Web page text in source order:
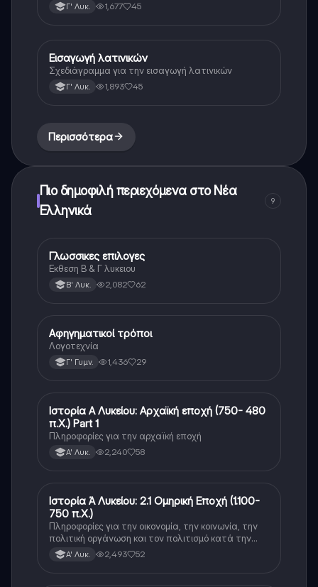
Γ' Λυκ. 1,677 45
Λατινικά
Εισαγωγή λατινικών
Σχεδιάγραμμα για την εισαγωγή λατινικών
Γ' Λυκ. 1,893 45
Περισσότερα
Πιο δημοφιλή περιεχόμενα στο Νέα
Ελληνικά
9
Νέα Ελληνικά
Γλωσσικες επιλογες
Εκθεση Β & Γ λυκειου
Β' Λυκ. 2,082 62
Νέα Ελληνικά
Αφηγηματικοί τρόποι
Λογοτεχνία
Γ' Γυμν. 1,436 29
Νέα Ελληνικά
Ιστορία Α Λυκείου: Αρχαϊκή εποχή (750- 480
π.Χ.) Part 1
Πληροφορίες για την αρχαϊκή εποχή
Α' Λυκ. 2,240 58
Νέα Ελληνικά
Ιστορία Ά Λυκείου: 2.1 Ομηρική Εποχή (1.100-
750 π.Χ.)
Πληροφορίες για την οικονομία, την κοινωνία, την
πολιτική οργάνωση και τον πολιτισμό κατά την
διάρκεια της ομηρικής εποχής.
Α' Λυκ. 2,493 52